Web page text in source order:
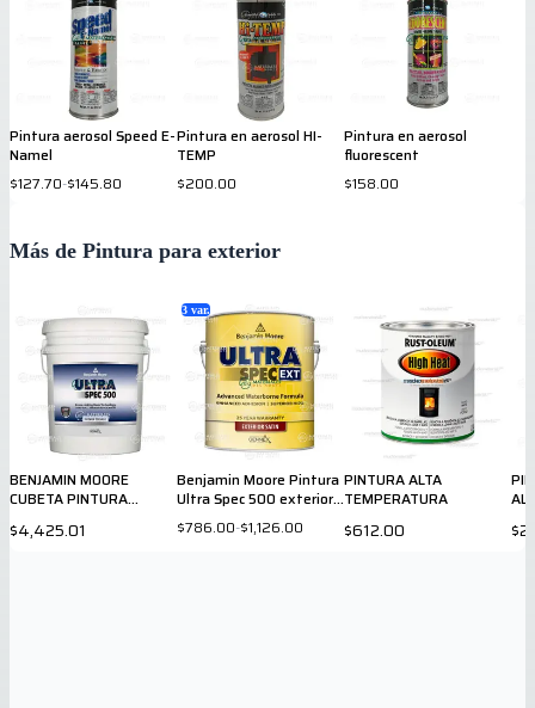
Pintura aerosol Speed E-
Namel
$127.70-$145.80
Pintura en aerosol HI-
TEMP
$200.00
Pintura en aerosol
fluorescent
$158.00
Más de Pintura para exterior
BENJAMIN MOORE
CUBETA PINTURA
EGGSHELL BASE 1X
$4,425.01
3 var.
Benjamin Moore Pintura
Ultra Spec 500 exterior
satín
$786.00-$1,126.00
PINTURA ALTA
TEMPERATURA
$612.00